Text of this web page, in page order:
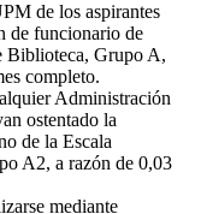
de los aspirantes
de funcionario de
Biblioteca, Grupo A,
completo.
Administración
ostentado la
de la Escala
A2, a razón de 0,03
mediante